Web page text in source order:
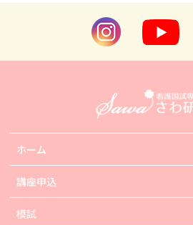
ホーム
講座申込
模試